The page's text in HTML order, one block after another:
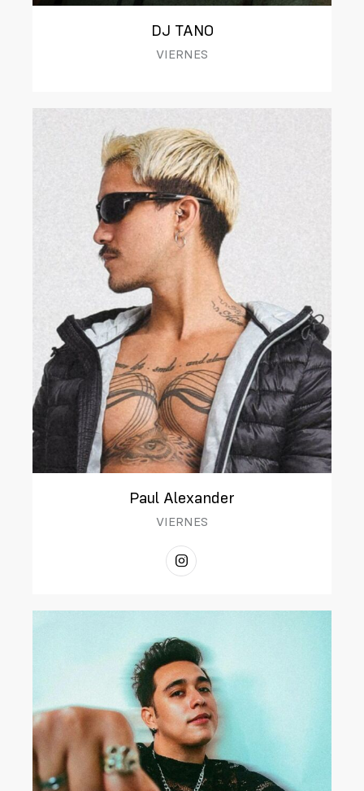
DJ TANO
VIERNES
Paul Alexander
VIERNES